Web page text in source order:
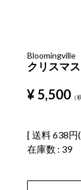
Bloomingville
クリスマ
¥5,500
送料638円
在庫数
39